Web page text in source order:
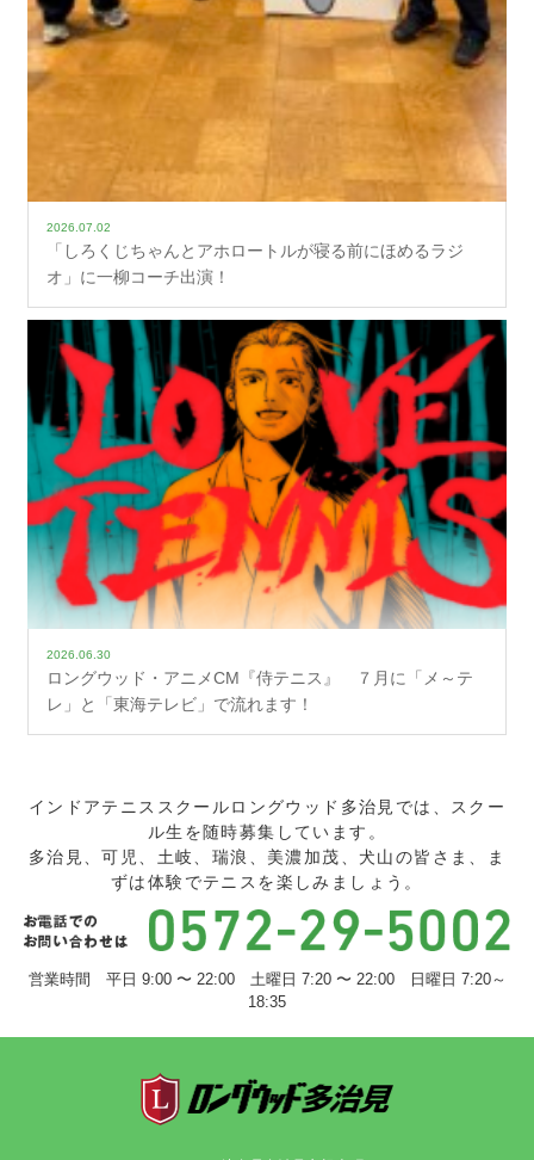
2026.07.02
「しろくじちゃんとアホロートルが寝る前にほめるラジ
オ」に一柳コーチ出演！
2026.06.30
ロングウッド・アニメCM『侍テニス』 ７月に「メ～テ
レ」と「東海テレビ」で流れます！
インドアテニススクールロングウッド多治見では、スクー
ル生を随時募集しています。
多治見、可児、土岐、瑞浪、美濃加茂、犬山の皆さま、ま
ずは体験でテニスを楽しみましょう。
営業時間 平日 9:00 〜 22:00 土曜日 7:20 〜 22:00 日曜日 7:20～
18:35